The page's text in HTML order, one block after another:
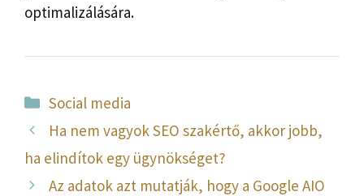
optimalizálására.
Kategória
Social media
Ha nem vagyok SEO szakértő, akkor jobb,
ha elindítok egy ügynökséget?
Az adatok azt mutatják, hogy a Google AIO